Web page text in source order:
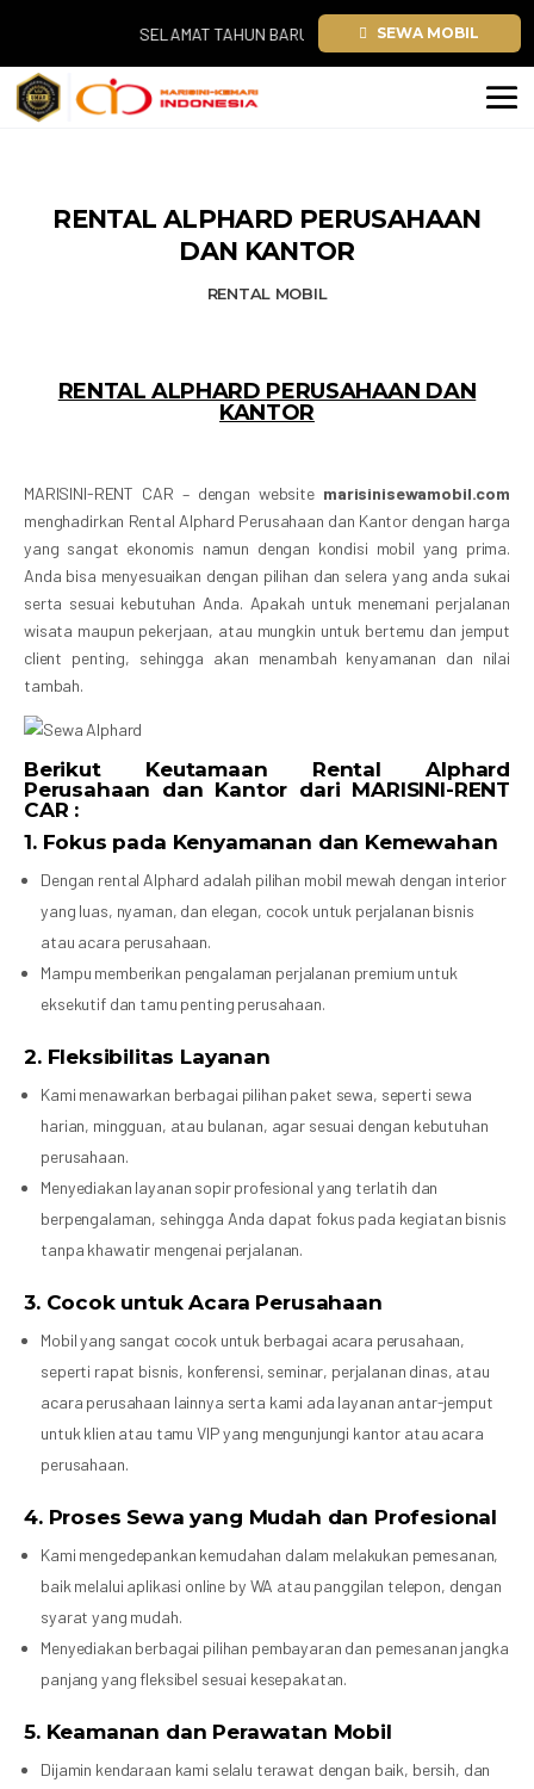
SELAMAT TAHUN BARU 2026. TEMUKAN SEWA MOBIL
SEWA MOBIL
RENTAL ALPHARD PERUSAHAAN
DAN KANTOR
RENTAL MOBIL
RENTAL ALPHARD PERUSAHAAN DAN
KANTOR
MARISINI-RENT CAR – dengan website marisinisewamobil.com
menghadirkan Rental Alphard Perusahaan dan Kantor dengan harga
yang sangat ekonomis namun dengan kondisi mobil yang prima.
Anda bisa menyesuaikan dengan pilihan dan selera yang anda sukai
serta sesuai kebutuhan Anda. Apakah untuk menemani perjalanan
wisata maupun pekerjaan, atau mungkin untuk bertemu dan jemput
client penting, sehingga akan menambah kenyamanan dan nilai
tambah.
Berikut Keutamaan Rental Alphard
Perusahaan dan Kantor dari MARISINI-RENT
CAR :
1. Fokus pada Kenyamanan dan Kemewahan
Dengan rental Alphard adalah pilihan mobil mewah dengan interior
yang luas, nyaman, dan elegan, cocok untuk perjalanan bisnis
atau acara perusahaan.
Mampu memberikan pengalaman perjalanan premium untuk
eksekutif dan tamu penting perusahaan.
2. Fleksibilitas Layanan
Kami menawarkan berbagai pilihan paket sewa, seperti sewa
harian, mingguan, atau bulanan, agar sesuai dengan kebutuhan
perusahaan.
Menyediakan layanan sopir profesional yang terlatih dan
berpengalaman, sehingga Anda dapat fokus pada kegiatan bisnis
tanpa khawatir mengenai perjalanan.
3. Cocok untuk Acara Perusahaan
Mobil yang sangat cocok untuk berbagai acara perusahaan,
seperti rapat bisnis, konferensi, seminar, perjalanan dinas, atau
acara perusahaan lainnya serta kami ada layanan antar-jemput
untuk klien atau tamu VIP yang mengunjungi kantor atau acara
perusahaan.
4. Proses Sewa yang Mudah dan Profesional
Kami mengedepankan kemudahan dalam melakukan pemesanan,
baik melalui aplikasi online by WA atau panggilan telepon, dengan
syarat yang mudah.
Menyediakan berbagai pilihan pembayaran dan pemesanan jangka
panjang yang fleksibel sesuai kesepakatan.
5. Keamanan dan Perawatan Mobil
Dijamin kendaraan kami selalu terawat dengan baik, bersih, dan